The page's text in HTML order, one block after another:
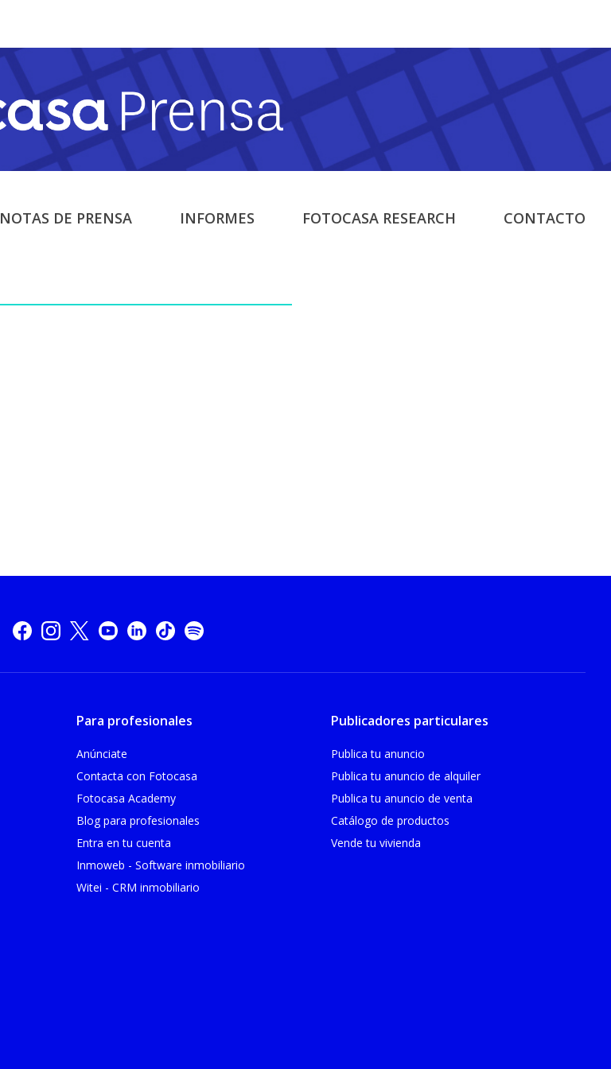
NOTAS DE PRENSA INFORMES FOTOCASA RESEARCH CONTACTO
Para profesionales
Anúnciate
Contacta con Fotocasa
Fotocasa Academy
Blog para profesionales
Entra en tu cuenta
Inmoweb - Software inmobiliario
Witei - CRM inmobiliario
Publicadores particulares
Publica tu anuncio
Publica tu anuncio de alquiler
Publica tu anuncio de venta
Catálogo de productos
Vende tu vivienda